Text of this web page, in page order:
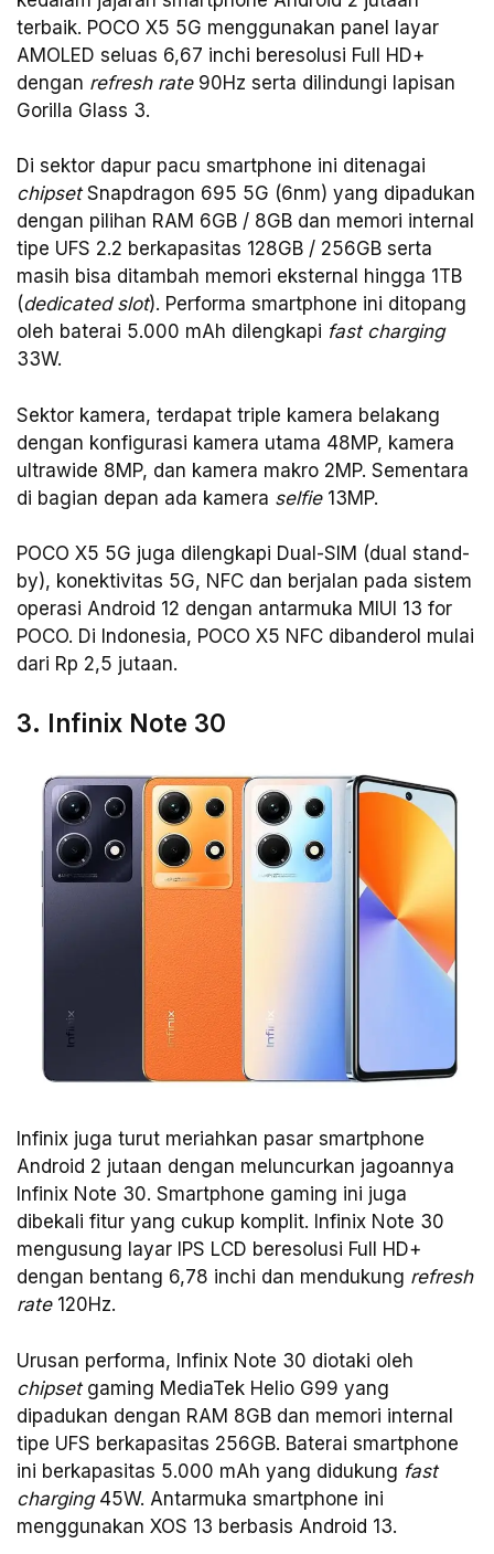
terbaik. POCO X5 5G menggunakan panel layar
AMOLED seluas 6,67 inchi beresolusi Full HD+
dengan refresh rate90Hz serta dilindungi lapisan
Gorilla Glass 3.
Di sektor dapur pacu smartphone ini ditenagai
chipsetSnapdragon 695 5G (6nm) yang dipadukan
dengan pilihan RAM 6GB / 8GB dan memori internal
tipe UFS 2.2 berkapasitas 128GB / 256GB serta
masih bisa ditambah memori eksternal hingga 1TB
(dedicated slot). Performa smartphone ini ditopang
oleh baterai 5.000 mAh dilengkapi fast charging
33W.
Sektor kamera, terdapat triple kamera belakang
dengan konfigurasi kamera utama 48MP, kamera
ultrawide 8MP, dan kamera makro 2MP. Sementara
di bagian depan ada kamera selfie13MP.
POCO X5 5G juga dilengkapi Dual-SIM (dual stand-
by), konektivitas 5G, NFC dan berjalan pada sistem
operasi Android 12 dengan antarmuka MIUI 13 for
POCO. Di Indonesia, POCO X5 NFC dibanderol mulai
dari Rp 2,5 jutaan.
3. Infinix Note 30
Infinix juga turut meriahkan pasar smartphone
Android 2 jutaan dengan meluncurkan jagoannya
Infinix Note 30. Smartphone gaming ini juga
dibekali fitur yang cukup komplit. Infinix Note 30
mengusung layar IPS LCD beresolusi Full HD+
dengan bentang 6,78 inchi dan mendukung refresh
rate120Hz.
Urusan performa, Infinix Note 30 diotaki oleh
chipsetgaming MediaTek Helio G99 yang
dipadukan dengan RAM 8GB dan memori internal
tipe UFS berkapasitas 256GB. Baterai smartphone
ini berkapasitas 5.000 mAh yang didukung fast
charging45W. Antarmuka smartphone ini
menggunakan XOS 13 berbasis Android 13.